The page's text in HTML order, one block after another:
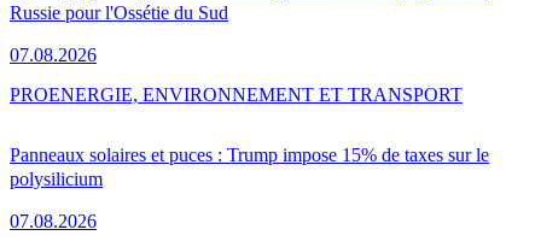
Russie pour l'Ossétie du Sud
07.08.2026
Panneaux solaires et puces : Trump impose 15% de taxes sur le
polysilicium
07.08.2026
PROENERGIE, ENVIRONNEMENT ET TRANSPORT